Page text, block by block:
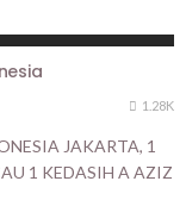
1.28K
JAKARTA, 1
1 KEDASIH A AZIZ